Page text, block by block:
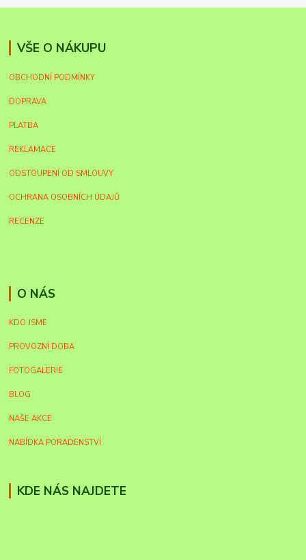
VŠE O NÁKUPU
OBCHODNÍ PODMÍNKY
DOPRAVA
PLATBA
REKLAMACE
ODSTOUPENÍ OD SMLOUVY
OCHRANA OSOBNÍCH ÚDAJŮ
RECENZE
O NÁS
KDO JSME
PROVOZNÍ DOBA
FOTOGALERIE
BLOG
NAŠE AKCE
NABÍDKA PORADENSTVÍ
KDE NÁS NAJDETE